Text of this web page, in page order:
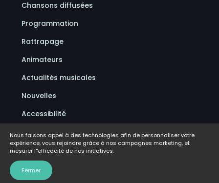
Chansons diffusées
Programmation
Rattrapage
Animateurs
Actualités musicales
Nouvelles
Accessibilité
Politique de confidentialité
Conditions d'utilisation
FAQ
Nous faisons appel à des technologies afin de personnaliser votre
expérience, vous rejoindre grâce à nos campagnes marketing, et
mesurer l''efficacité de nos initiatives.
Fermer